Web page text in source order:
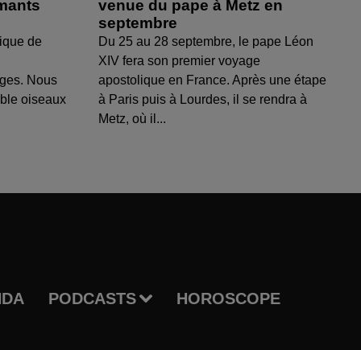
de
Nous
oiseaux
venue du pape à Metz en
septembre
Du 25 au 28 septembre, le pape Léon
XIV fera son premier voyage
apostolique en France. Après une étape
à Paris puis à Lourdes, il se rendra à
Metz, où il...
PODCASTS HOROSCOPE